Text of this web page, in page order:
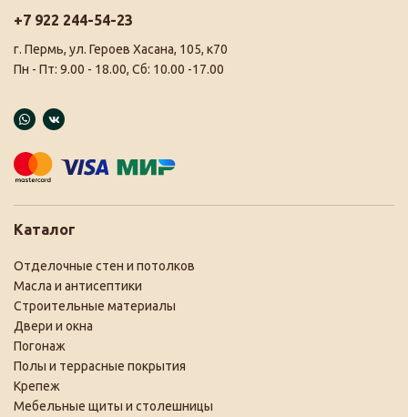
+7 922 244-54-23
г. Пермь, ул. Героев Хасана, 105, к70
Пн - Пт: 9.00 - 18.00, Сб: 10.00 -17.00
Каталог
Отделочные стен и потолков
Масла и антисептики
Строительные материалы
Двери и окна
Погонаж
Полы и террасные покрытия
Крепеж
Мебельные щиты и столешницы